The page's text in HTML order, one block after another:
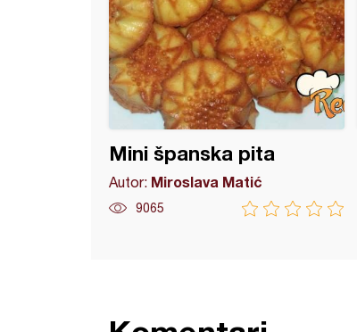
Mini španska pita
Autor: Miroslava Matić
9065